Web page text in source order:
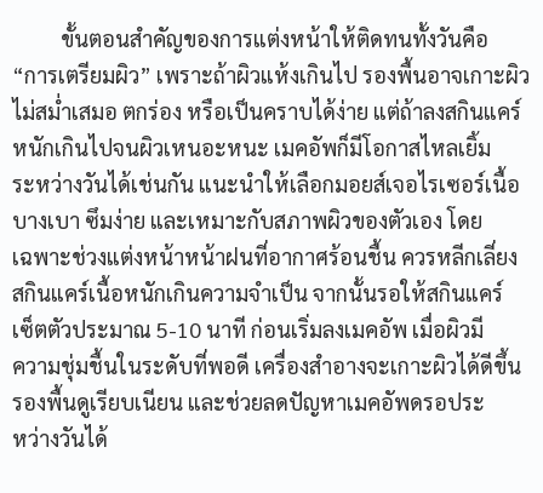
ขั้นตอนสำคัญของการแต่งหน้าให้ติดทนทั้งวันคือ
“การเตรียมผิว” เพราะถ้าผิวแห้งเกินไป รองพื้นอาจเกาะผิว
ไม่สม่ำเสมอ ตกร่อง หรือเป็นคราบได้ง่าย แต่ถ้าลงสกินแคร์
หนักเกินไปจนผิวเหนอะหนะ เมคอัพก็มีโอกาสไหลเยิ้ม
ระหว่างวันได้เช่นกัน แนะนำให้เลือกมอยส์เจอไรเซอร์เนื้อ
บางเบา ซึมง่าย และเหมาะกับสภาพผิวของตัวเอง โดย
เฉพาะช่วงแต่งหน้าหน้าฝนที่อากาศร้อนชื้น ควรหลีกเลี่ยง
สกินแคร์เนื้อหนักเกินความจำเป็น จากนั้นรอให้สกินแคร์
เซ็ตตัวประมาณ 5-10 นาที ก่อนเริ่มลงเมคอัพ เมื่อผิวมี
ความชุ่มชื้นในระดับที่พอดี เครื่องสำอางจะเกาะผิวได้ดีขึ้น
รองพื้นดูเรียบเนียน และช่วยลดปัญหาเมคอัพดรอประ
หว่างวันได้